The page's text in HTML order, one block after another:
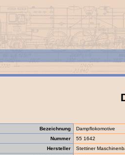
Bezeichnung
Dampflokomotive
Nummer
55 1642
Hersteller
Stettiner